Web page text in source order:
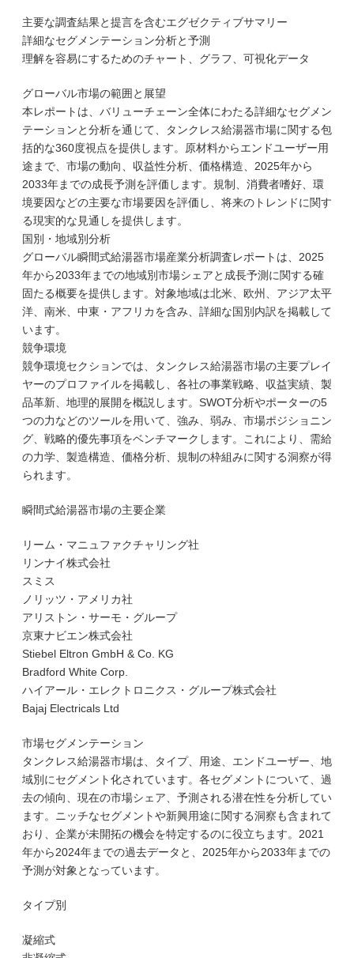
主要な調査結果と提言を含むエグゼクティブサマリー
詳細なセグメンテーション分析と予測
理解を容易にするためのチャート、グラフ、可視化データ
グローバル市場の範囲と展望
本レポートは、バリューチェーン全体にわたる詳細なセグメン
テーションと分析を通じて、タンクレス給湯器市場に関する包
括的な360度視点を提供します。原材料からエンドユーザー用
途まで、市場の動向、収益性分析、価格構造、2025年から
2033年までの成長予測を評価します。規制、消費者嗜好、環
境要因などの主要な市場要因を評価し、将来のトレンドに関す
る現実的な見通しを提供します。
国別・地域別分析
グローバル瞬間式給湯器市場産業分析調査レポートは、2025
年から2033年までの地域別市場シェアと成長予測に関する確
固たる概要を提供します。対象地域は北米、欧州、アジア太平
洋、南米、中東・アフリカを含み、詳細な国別内訳を掲載して
います。
競争環境
競争環境セクションでは、タンクレス給湯器市場の主要プレイ
ヤーのプロファイルを掲載し、各社の事業戦略、収益実績、製
品革新、地理的展開を概説します。SWOT分析やポーターの5
つの力などのツールを用いて、強み、弱み、市場ポジショニン
グ、戦略的優先事項をベンチマークします。これにより、需給
の力学、製造構造、価格分析、規制の枠組みに関する洞察が得
られます。
瞬間式給湯器市場の主要企業
リーム・マニュファクチャリング社
リンナイ株式会社
スミス
ノリッツ・アメリカ社
アリストン・サーモ・グループ
京東ナビエン株式会社
Stiebel Eltron GmbH & Co. KG
Bradford White Corp.
ハイアール・エレクトロニクス・グループ株式会社
Bajaj Electricals Ltd
市場セグメンテーション
タンクレス給湯器市場は、タイプ、用途、エンドユーザー、地
域別にセグメント化されています。各セグメントについて、過
去の傾向、現在の市場シェア、予測される潜在性を分析してい
ます。ニッチなセグメントや新興用途に関する洞察も含まれて
おり、企業が未開拓の機会を特定するのに役立ちます。2021
年から2024年までの過去データと、2025年から2033年までの
予測が対象となっています。
タイプ別
凝縮式